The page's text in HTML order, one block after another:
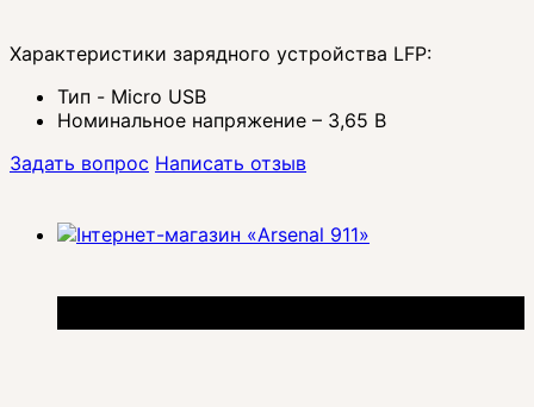
Характеристики зарядного устройства LFP:
Тип - Micro USB
Номинальное напряжение – 3,65 В
Задать вопрос Написать отзыв